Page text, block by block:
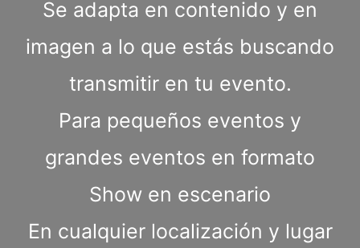
Se adapta en contenido y en
imagen a lo que estás buscando
transmitir en tu evento.
Para pequeños eventos y
grandes eventos en formato
Show en escenario
En cualquier localización y lugar